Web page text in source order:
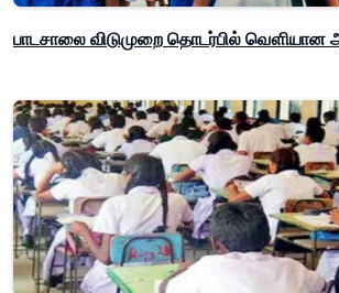
பாடசாலை விடுமுறை தொடர்பில் வௌியான